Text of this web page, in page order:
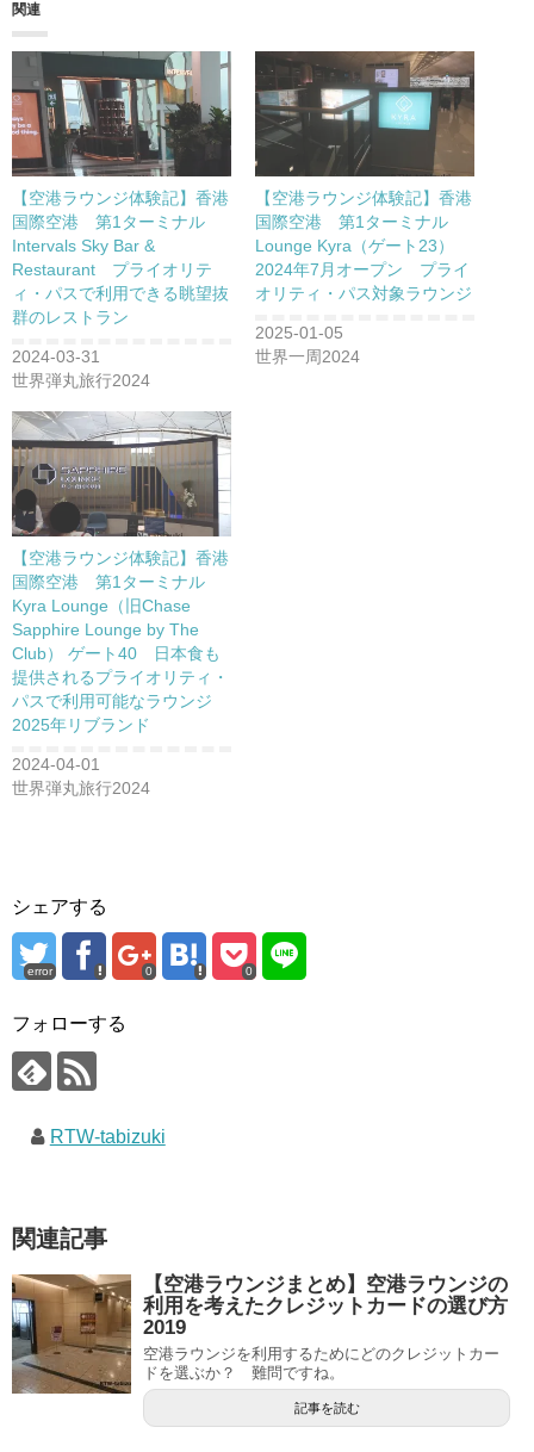
関連
【空港ラウンジ体験記】香港
国際空港 第1ターミナル
Intervals Sky Bar &
Restaurant プライオリテ
ィ・パスで利用できる眺望抜
群のレストラン
2024-03-31
世界弾丸旅行2024
【空港ラウンジ体験記】香港
国際空港 第1ターミナル
Lounge Kyra（ゲート23）
2024年7月オープン プライ
オリティ・パス対象ラウンジ
2025-01-05
世界一周2024
【空港ラウンジ体験記】香港
国際空港 第1ターミナル
Kyra Lounge（旧Chase
Sapphire Lounge by The
Club） ゲート40 日本食も
提供されるプライオリティ・
パスで利用可能なラウンジ
2025年リブランド
2024-04-01
世界弾丸旅行2024
シェアする
error 0 0
フォローする
RTW-tabizuki
関連記事
【空港ラウンジまとめ】空港ラウンジの
利用を考えたクレジットカードの選び方
2019
空港ラウンジを利用するためにどのクレジットカー
ドを選ぶか？ 難問ですね。
記事を読む